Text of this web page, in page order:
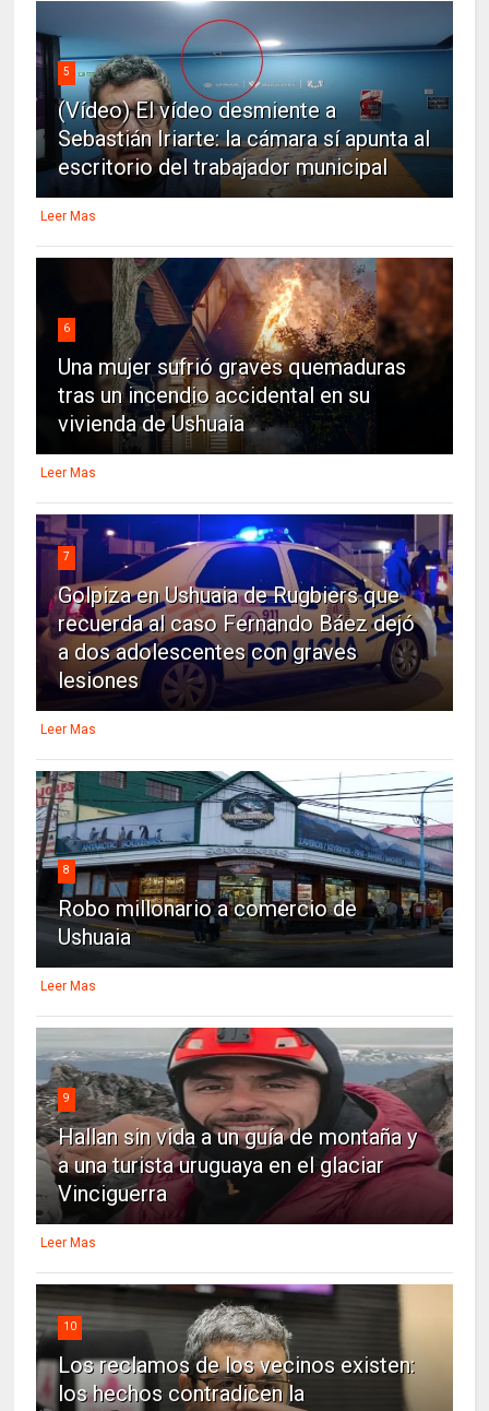
5
(Vídeo) El vídeo desmiente a
Sebastián Iriarte: la cámara sí apunta al
escritorio del trabajador municipal
Leer Mas
6
Una mujer sufrió graves quemaduras
tras un incendio accidental en su
vivienda de Ushuaia
Leer Mas
7
Golpiza en Ushuaia de Rugbiers que
recuerda al caso Fernando Báez dejó
a dos adolescentes con graves
lesiones
Leer Mas
8
Robo millonario a comercio de
Ushuaia
Leer Mas
9
Hallan sin vida a un guía de montaña y
a una turista uruguaya en el glaciar
Vinciguerra
Leer Mas
10
Los reclamos de los vecinos existen:
los hechos contradicen la